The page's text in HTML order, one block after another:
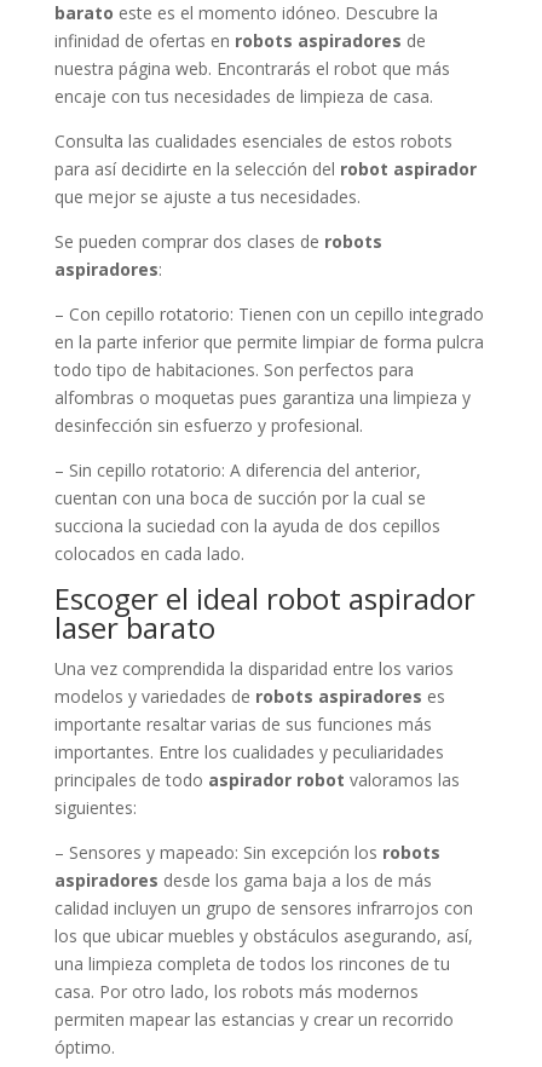
barato este es el momento idóneo. Descubre la
infinidad de ofertas en robots aspiradores de
nuestra página web. Encontrarás el robot que más
encaje con tus necesidades de limpieza de casa.
Consulta las cualidades esenciales de estos robots
para así decidirte en la selección del robot aspirador
que mejor se ajuste a tus necesidades.
Se pueden comprar dos clases de robots
aspiradores:
– Con cepillo rotatorio: Tienen con un cepillo integrado
en la parte inferior que permite limpiar de forma pulcra
todo tipo de habitaciones. Son perfectos para
alfombras o moquetas pues garantiza una limpieza y
desinfección sin esfuerzo y profesional.
– Sin cepillo rotatorio: A diferencia del anterior,
cuentan con una boca de succión por la cual se
succiona la suciedad con la ayuda de dos cepillos
colocados en cada lado.
Escoger el ideal robot aspirador
laser barato
Una vez comprendida la disparidad entre los varios
modelos y variedades de robots aspiradores es
importante resaltar varias de sus funciones más
importantes. Entre los cualidades y peculiaridades
principales de todo aspirador robot valoramos las
siguientes:
– Sensores y mapeado: Sin excepción los robots
aspiradores desde los gama baja a los de más
calidad incluyen un grupo de sensores infrarrojos con
los que ubicar muebles y obstáculos asegurando, así,
una limpieza completa de todos los rincones de tu
casa. Por otro lado, los robots más modernos
permiten mapear las estancias y crear un recorrido
óptimo.